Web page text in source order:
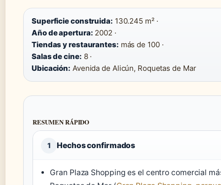
Superficie construida: 130.245 m² ·
Año de apertura: 2002 ·
Tiendas y restaurantes: más de 100 ·
Salas de cine: 8 ·
Ubicación: Avenida de Alicún, Roquetas de Mar
RESUMEN RÁPIDO
1 Hechos confirmados
Gran Plaza Shopping es el centro comercial